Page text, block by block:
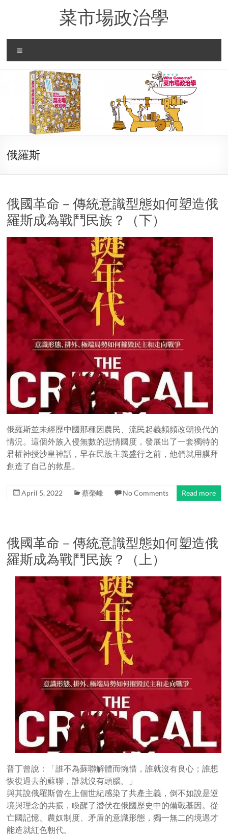
菜市場政治學
俄羅斯
俄國革命－傳統意識型態如何塑造俄
羅斯成為戰鬥民族？（下）
俄羅斯並未經歷中國那種因農民、流民起義頻頻改朝換代的
情況。這個外族入侵無數的悲情國度，發展出了一套獨特的
君權神授沙皇神話，早在民族主義盛行之前，他們就用膜拜
創造了自己的救星。
April 5, 2022 蔡榮峰 No Comments Read more
俄國革命－傳統意識型態如何塑造俄
羅斯成為戰鬥民族？（上）
普丁曾說：「誰不為蘇聯解體而惋惜，誰就沒有良心；誰想
恢復過去的蘇聯，誰就沒有頭腦。」
與其說俄羅斯曾在上個世紀感染了共產主義，倒不如說是逆
境與理念的共振，喚醒了潛伏在俄國歷史中的備戰基因。從
亡國記憶、農奴制度、矛盾的意識形態，獨一無二的境遇才
能造就紅色朝代。